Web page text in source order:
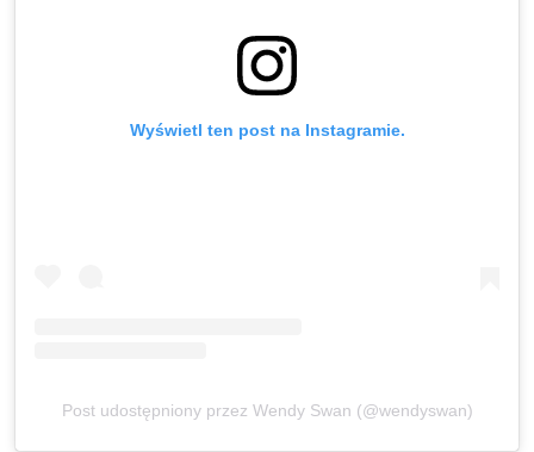
Wyświetl ten post na Instagramie.
Post udostępniony przez Wendy Swan (@wendyswan)